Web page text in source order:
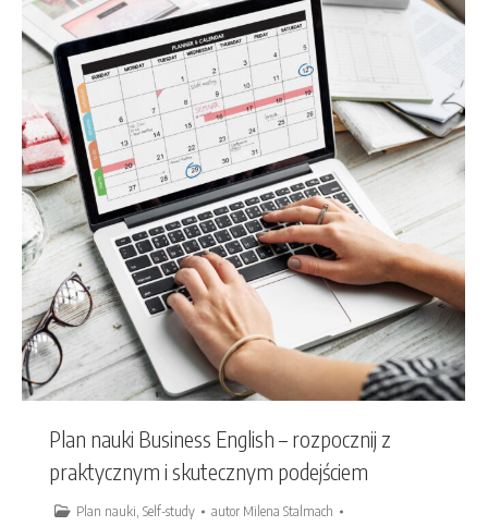
Plan nauki Business English – rozpocznij z
praktycznym i skutecznym podejściem
Plan nauki Self-study autor Milena Stalmach